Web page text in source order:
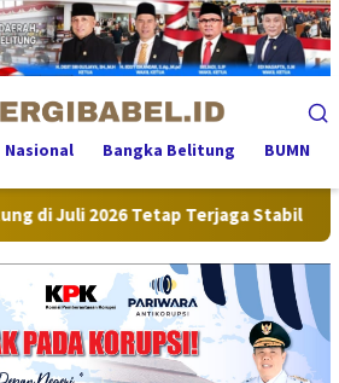
Nasional Bangka Belitung BUMN
Tetap Terjaga Stabil Perkuat